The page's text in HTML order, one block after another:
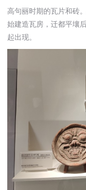
高句丽时期的瓦片和砖
始建造瓦房，迁都平壤
起出现。